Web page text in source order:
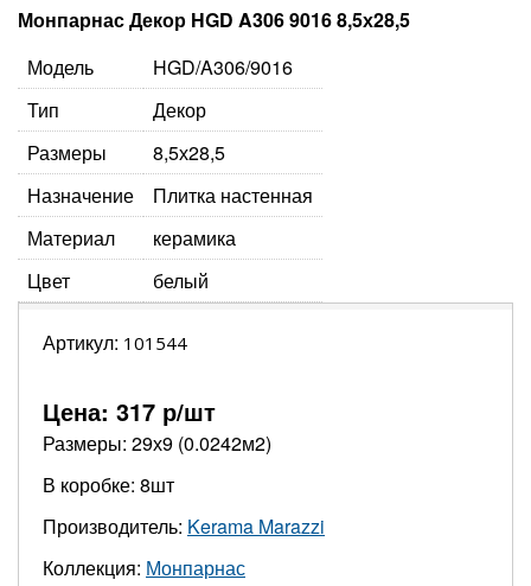
Монпарнас Декор HGD A306 9016 8,5х28,5
Модель
HGD/A306/9016
Тип
Декор
Размеры
8,5х28,5
Назначение
Плитка настенная
Материал
керамика
Цвет
белый
Артикул: 101544
Цена: 317 р/шт
Размеры: 29х9 (0.0242м2)
В коробке: 8шт
Производитель: Kerama Marazzi
Коллекция: Монпарнас